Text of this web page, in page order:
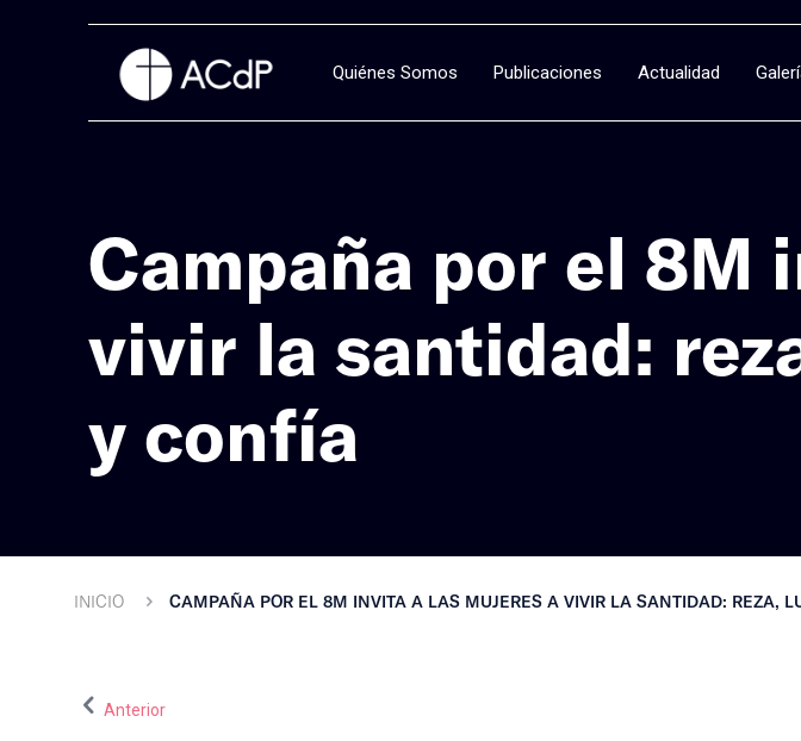
Quiénes Somos Publicaciones Actualidad
Campaña por el 8M
vivir la santidad:
y confía
INICIO CAMPAÑA POR EL 8M INVITA A LAS MUJERES A VIVIR LA SANTIDAD: REZA,
Anterior